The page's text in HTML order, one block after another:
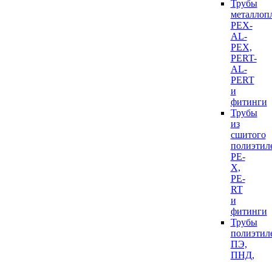
Трубы
PEX-
AL-
PEX,
PERT-
AL-
PERT
и
фитинги
Трубы
из
сшитого
PE-
X,
PE-
RT
и
фитинги
Трубы
ПЭ,
ПНД,